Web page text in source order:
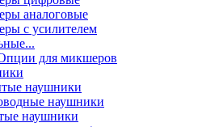
аналоговые
с усилителем
для микшеров
наушники
наушники
наушники